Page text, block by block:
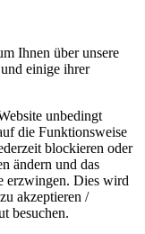
Ihnen über unsere
einige ihrer
unbedingt
die Funktionsweise
blockieren oder
ändern und das
erzwingen. Dies wird
akzeptieren /
besuchen.